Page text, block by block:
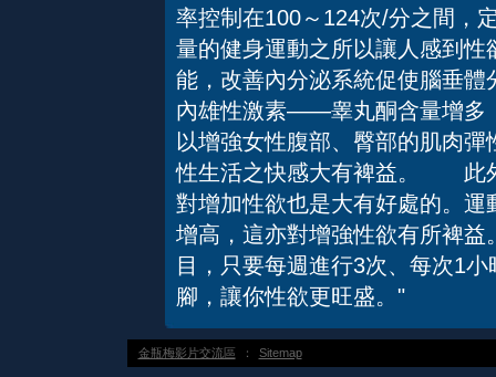
率控制在100～124次/分之間
量的健身運動之所以讓人感到
能，改善內分泌系統促使腦垂
內雄性激素——睾丸酮含量增
以增強女性腹部、臀部的肌肉
性生活之快感大有裨益。 此
對增加性欲也是大有好處的。
增高，這亦對增強性欲有所裨
目，只要每週進行3次、每次1
腳，讓你性欲更旺盛。"
金瓶梅影片交流區 ： Sitemap